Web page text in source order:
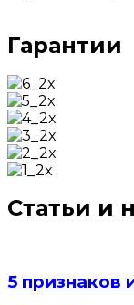
Гарантии
Статьи и
5 признаков